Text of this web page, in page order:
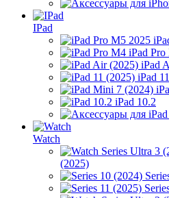
IPad
iPad Pro
iPad
iPad
iPad 10.2
Watch
(2025)